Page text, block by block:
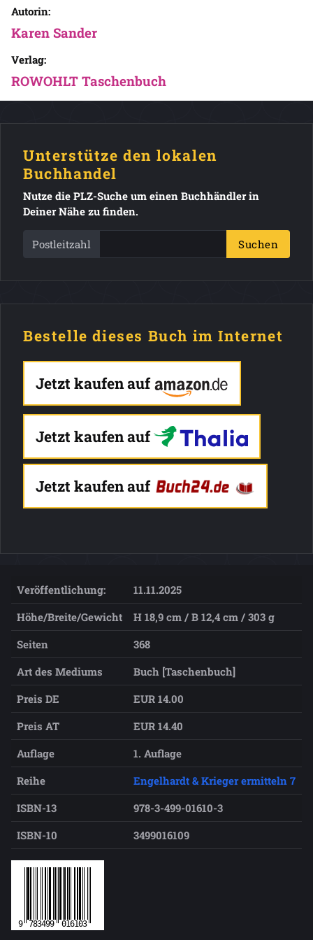
Autorin:
Karen Sander
Verlag:
ROWOHLT Taschenbuch
Unterstütze den lokalen
Buchhandel
Nutze die PLZ-Suche um einen Buchhändler in
Deiner Nähe zu finden.
Postleitzahl Suchen
Bestelle dieses Buch im Internet
Jetzt kaufen auf
Jetzt kaufen auf
Jetzt kaufen auf
Veröffentlichung:
11.11.2025
Höhe/Breite/Gewicht
H 18,9 cm / B 12,4 cm / 303 g
Seiten
368
Art des Mediums
Buch [Taschenbuch]
Preis DE
EUR 14.00
Preis AT
EUR 14.40
Auflage
1. Auflage
Reihe
Engelhardt & Krieger ermitteln 7
ISBN-13
978-3-499-01610-3
ISBN-10
3499016109